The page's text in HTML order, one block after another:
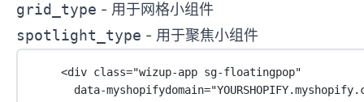
grid_type - 用于网格小组件
spotlight_type - 用于聚焦小组件
<div class="wizup-app sg-floatingpop"
data-myshopifydomain=